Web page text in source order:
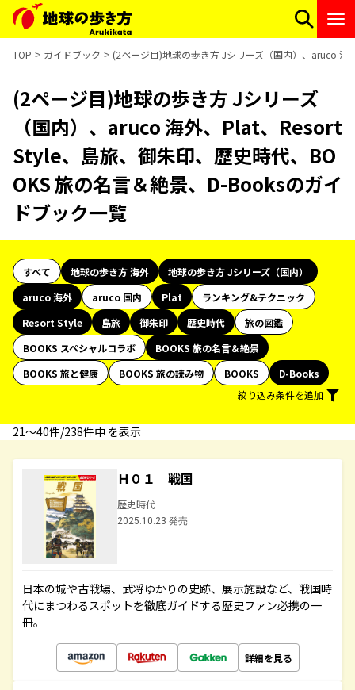
TOP ガイドブック (2ページ目)地球の歩き方 Jシリーズ（国内）、aruco
(2ページ目)地球の歩き方 Jシリーズ
（国内）、aruco 海外、Plat、Resort
Style、島旅、御朱印、歴史時代、BO
OKS 旅の名言＆絶景、D-Booksのガイ
ドブック一覧
すべて 地球の歩き方 海外
地球の歩き方 Jシリーズ（国内）
aruco 海外
aruco 国内 Plat
ランキング&テクニック
Resort Style
島旅 御朱印 歴史時代
旅の図鑑
BOOKS スペシャルコラボ
BOOKS 旅の名言＆絶景
BOOKS 旅と健康
BOOKS 旅の読み物 BOOKS
D-Books
絞り込み条件を追加
21〜40件/238件中 を表示
Ｈ０１ 戦国
歴史時代
2025.10.23 発売
日本の城や古戦場、武将ゆかりの史跡、展示施設など、戦国時
代にまつわるスポットを徹底ガイドする歴史ファン必携の一
冊。
詳細を見る